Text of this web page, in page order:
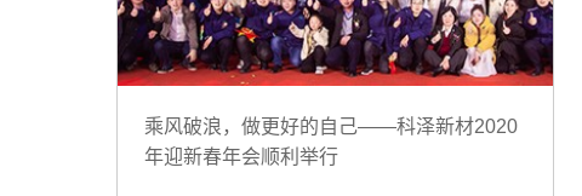
乘风破浪，做更好的自己——科泽新材2020
年迎新春年会顺利举行